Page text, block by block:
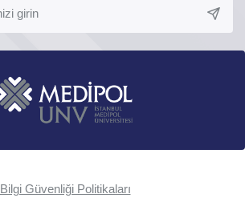
Bilgi Güvenliği Politikaları